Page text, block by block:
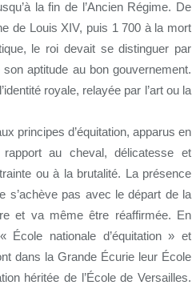
la fin de l’Ancien Régime. De
de Louis XIV, puis 1 700 à la mort
le roi devait se distinguer par
aptitude au bon gouvernement.
royale, relayée par l’art ou la
principes d’équitation, apparus en
au cheval, délicatesse et
ou à la brutalité. La présence
s’achève pas avec le départ de la
et va même être réaffirmée. En
nationale d’équitation » et
dans la Grande Écurie leur École
héritée de l’École de Versailles.